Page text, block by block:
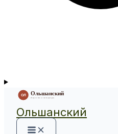
Ольшанский